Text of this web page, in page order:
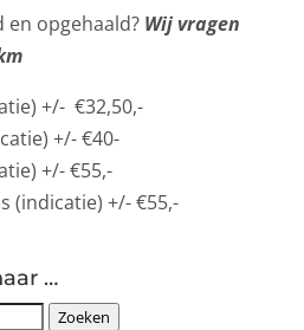
en opgehaald? Wij vragen
+/- €32,50,-
+/- €40-
+/- €55,-
(indicatie) +/- €55,-
…
Zoeken